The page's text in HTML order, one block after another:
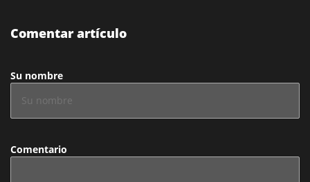
Comentar artículo
Su nombre
Comentario